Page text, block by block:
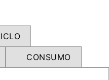
CONSUMO